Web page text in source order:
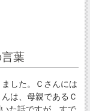
言葉
した。Ｃさんには
は、母親であるＣ